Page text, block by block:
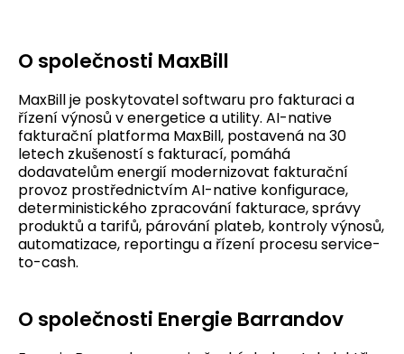
O společnosti MaxBill
MaxBill je poskytovatel softwaru pro fakturaci a
řízení výnosů v energetice a utility. AI-native
fakturační platforma MaxBill, postavená na 30
letech zkušeností s fakturací, pomáhá
dodavatelům energií modernizovat fakturační
provoz prostřednictvím AI-native konfigurace,
deterministického zpracování fakturace, správy
produktů a tarifů, párování plateb, kontroly výnosů,
automatizace, reportingu a řízení procesu service-
to-cash.
O společnosti Energie Barrandov